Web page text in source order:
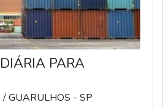
PARA
/ GUARULHOS - SP